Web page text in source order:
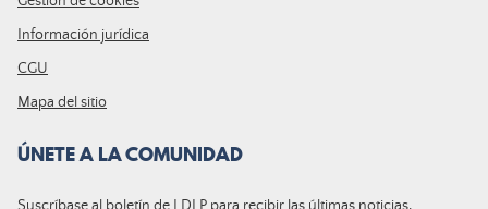
Información jurídica
CGU
Mapa del sitio
ÚNETE A LA COMUNIDAD